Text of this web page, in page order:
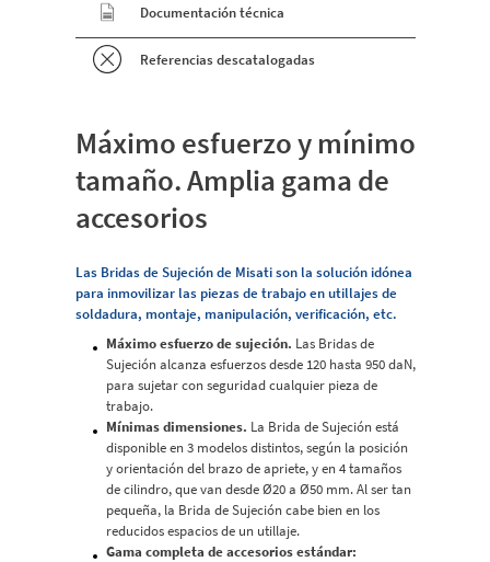
Documentación técnica
Referencias descatalogadas
Máximo esfuerzo y mínimo
tamaño. Amplia gama de
accesorios
Las Bridas de Sujeción de Misati son la solución idónea
para inmovilizar las piezas de trabajo en utillajes de
soldadura, montaje, manipulación, verificación, etc.
Máximo esfuerzo de sujeción. Las Bridas de
Sujeción alcanza esfuerzos desde 120 hasta 950 daN,
para sujetar con seguridad cualquier pieza de
trabajo.
Mínimas dimensiones. La Brida de Sujeción está
disponible en 3 modelos distintos, según la posición
y orientación del brazo de apriete, y en 4 tamaños
de cilindro, que van desde Ø20 a Ø50 mm. Al ser tan
pequeña, la Brida de Sujeción cabe bien en los
reducidos espacios de un utillaje.
Gama completa de accesorios estándar: